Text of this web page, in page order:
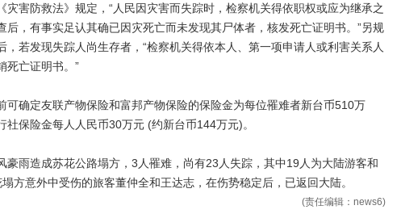
害防救法》规定，“人民因灾害而失踪时，检察机关得依职权或应为继承之
后，有事实足认其确已因灾死亡而未发现其尸体者，核发死亡证明书。”另规
，若发现失踪人尚生存者，“检察机关得依本人、第一项申请人或利害关系人
死亡证明书。”
确定友联产物保险和富邦产物保险的保险金为每位罹难者新台币510万
社保险金每人人民币30万元 (约新台币144万元)。
雨造成苏花公路塌方，3人罹难，尚有23人失踪，其中19人为大陆游客和
方意外中受伤的旅客董仲全和王达志，在伤势稳定后，已返回大陆。
(责任编辑：news6)